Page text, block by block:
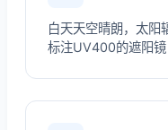
白天天空晴朗，太阳
标注UV400的遮阳镜